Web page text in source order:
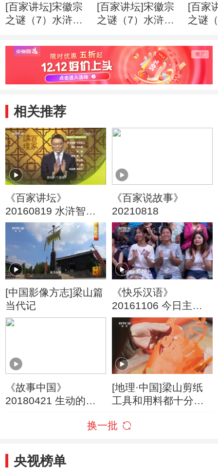
[百家讲坛]宋徽宗
之谜（7）水浒真
宋江
[百家讲坛]宋徽宗
之谜（7）水浒真
史原型
[百家
之谜
否真
相关推荐
《百家讲坛》
20160819 水浒智慧
（第二部）2 朋友爱
冲动怎么办
《百家说故事》
20210818
[中国影像方志]梁山篇
当代记
《快乐汉语》
20161106 今日主题
字：口
《故事中国》
20180421 生动的历
[地理·中国]梁山剪纸
工具和用料都十分简
换一批
央视榜单